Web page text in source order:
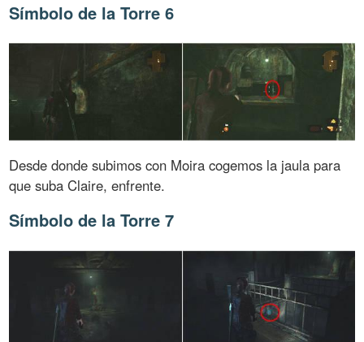
Símbolo de la Torre 6
Desde donde subimos con Moira cogemos la jaula para
que suba Claire, enfrente.
Símbolo de la Torre 7